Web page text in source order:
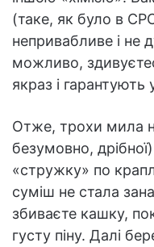
(таке, як було в
непривабливе і не
можливо,
якраз і гарантують
Отже, трохи мила
безумовно,
«стружку» по
суміш не стала
збиваєте кашку,
густу піну. Далі